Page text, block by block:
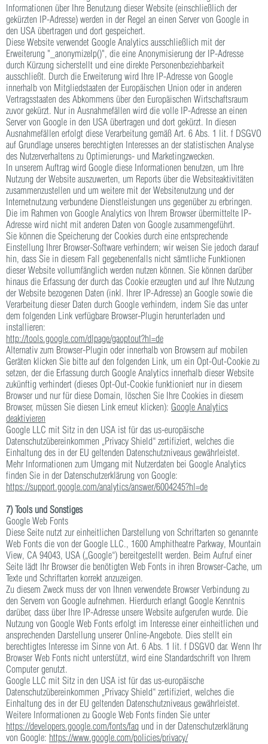
Informationen über Ihre Benutzung dieser Website (einschließlich der
gekürzten IP-Adresse) werden in der Regel an einen Server von Google in
den USA übertragen und dort gespeichert.
Diese Website verwendet Google Analytics ausschließlich mit der
Erweiterung "_anonymizeIp()", die eine Anonymisierung der IP-Adresse
durch Kürzung sicherstellt und eine direkte Personenbeziehbarkeit
ausschließt. Durch die Erweiterung wird Ihre IP-Adresse von Google
innerhalb von Mitgliedstaaten der Europäischen Union oder in anderen
Vertragsstaaten des Abkommens über den Europäischen Wirtschaftsraum
zuvor gekürzt. Nur in Ausnahmefällen wird die volle IP-Adresse an einen
Server von Google in den USA übertragen und dort gekürzt. In diesen
Ausnahmefällen erfolgt diese Verarbeitung gemäß Art. 6 Abs. 1 lit. f DSGVO
auf Grundlage unseres berechtigten Interesses an der statistischen Analyse
des Nutzerverhaltens zu Optimierungs- und Marketingzwecken.
In unserem Auftrag wird Google diese Informationen benutzen, um Ihre
Nutzung der Website auszuwerten, um Reports über die Websiteaktivitäten
zusammenzustellen und um weitere mit der Websitenutzung und der
Internetnutzung verbundene Dienstleistungen uns gegenüber zu erbringen.
Die im Rahmen von Google Analytics von Ihrem Browser übermittelte IP-
Adresse wird nicht mit anderen Daten von Google zusammengeführt.
Sie können die Speicherung der Cookies durch eine entsprechende
Einstellung Ihrer Browser-Software verhindern; wir weisen Sie jedoch darauf
hin, dass Sie in diesem Fall gegebenenfalls nicht sämtliche Funktionen
dieser Website vollumfänglich werden nutzen können. Sie können darüber
hinaus die Erfassung der durch das Cookie erzeugten und auf Ihre Nutzung
der Website bezogenen Daten (inkl. Ihrer IP-Adresse) an Google sowie die
Verarbeitung dieser Daten durch Google verhindern, indem Sie das unter
dem folgenden Link verfügbare Browser-Plugin herunterladen und
installieren:
http://tools.google.com/dlpage/gaoptout?hl=de
Alternativ zum Browser-Plugin oder innerhalb von Browsern auf mobilen
Geräten klicken Sie bitte auf den folgenden Link, um ein Opt-Out-Cookie zu
setzen, der die Erfassung durch Google Analytics innerhalb dieser Website
zukünftig verhindert (dieses Opt-Out-Cookie funktioniert nur in diesem
Browser und nur für diese Domain, löschen Sie Ihre Cookies in diesem
Browser, müssen Sie diesen Link erneut klicken): Google Analytics
deaktivieren
Google LLC mit Sitz in den USA ist für das us-europäische
Datenschutzübereinkommen „Privacy Shield“ zertifiziert, welches die
Einhaltung des in der EU geltenden Datenschutzniveaus gewährleistet.
Mehr Informationen zum Umgang mit Nutzerdaten bei Google Analytics
finden Sie in der Datenschutzerklärung von Google:
https://support.google.com/analytics/answer/6004245?hl=de
7) Tools und Sonstiges
Google Web Fonts
Diese Seite nutzt zur einheitlichen Darstellung von Schriftarten so genannte
Web Fonts die von der Google LLC., 1600 Amphitheatre Parkway, Mountain
View, CA 94043, USA („Google“) bereitgestellt werden. Beim Aufruf einer
Seite lädt Ihr Browser die benötigten Web Fonts in ihren Browser-Cache, um
Texte und Schriftarten korrekt anzuzeigen.
Zu diesem Zweck muss der von Ihnen verwendete Browser Verbindung zu
den Servern von Google aufnehmen. Hierdurch erlangt Google Kenntnis
darüber, dass über Ihre IP-Adresse unsere Website aufgerufen wurde. Die
Nutzung von Google Web Fonts erfolgt im Interesse einer einheitlichen und
ansprechenden Darstellung unserer Online-Angebote. Dies stellt ein
berechtigtes Interesse im Sinne von Art. 6 Abs. 1 lit. f DSGVO dar. Wenn Ihr
Browser Web Fonts nicht unterstützt, wird eine Standardschrift von Ihrem
Computer genutzt.
Google LLC mit Sitz in den USA ist für das us-europäische
Datenschutzübereinkommen „Privacy Shield“ zertifiziert, welches die
Einhaltung des in der EU geltenden Datenschutzniveaus gewährleistet.
Weitere Informationen zu Google Web Fonts finden Sie unter
https://developers.google.com/fonts/faq und in der Datenschutzerklärung
von Google: https://www.google.com/policies/privacy/